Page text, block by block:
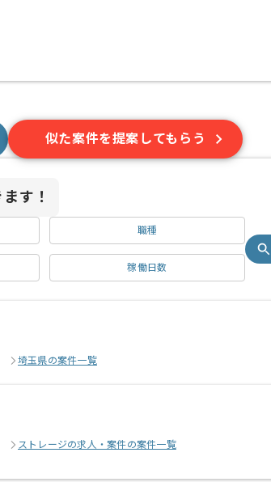
似た案件を提案してもらう
す！
職種
稼働日数
埼玉県の案件一覧
ストレージの求人・案件の案件一覧